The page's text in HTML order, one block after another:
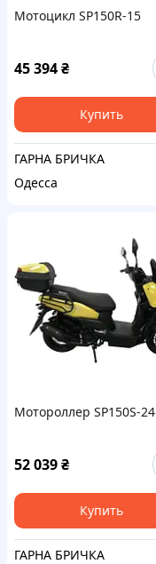
Мотоцикл SP150R-15
45 394₴
Купить
ГАРНА БРИЧКА
Одесса
Мотороллер SP150S-24
52 039₴
Купить
ГАРНА БРИЧКА